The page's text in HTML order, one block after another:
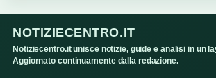
NOTIZIECENTRO.IT
Notiziecentro.it unisce notizie, guide e analisi in un
Aggiornato continuamente dalla redazione.